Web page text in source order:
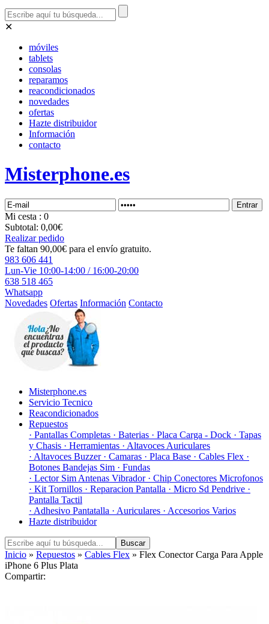
✕
móviles
tablets
consolas
reparamos
reacondicionados
novedades
ofertas
Hazte distribuidor
Información
contacto
Misterphone.es
Mi cesta : 0
Subtotal: 0,00€
Realizar pedido
Te faltan 90,00€ para el envío gratuito.
983 606 441
Lun-Vie 10:00-14:00 / 16:00-20:00
638 518 465
Whatsapp
Novedades Ofertas Información Contacto
Misterphone.es
Servicio Tecnico
Reacondicionados
Repuestos
· Pantallas Completas · Baterias · Placa Carga - Dock · Tapas
y Chasis · Herramientas · Altavoces Auriculares
· Altavoces Buzzer · Camaras · Placa Base · Cables Flex ·
Botones Bandejas Sim · Fundas
· Lector Sim Antenas Vibrador · Chip Conectores Microfonos
· Kit Tornillos · Reparacion Pantalla · Micro Sd Pendrive ·
Pantalla Tactil
· Adhesivo Pantatalla · Auriculares · Accesorios Varios
Hazte distribuidor
Buscar
Inicio » Repuestos » Cables Flex » Flex Conector Carga Para Apple
iPhone 6 Plus Plata
Compartir: